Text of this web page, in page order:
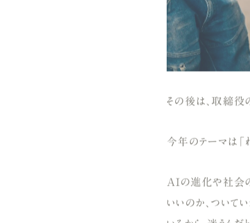
その後は、取締役
今年のテーマは
AIの進化や社会の
いいのか、ついて
いるから、迷うんだ